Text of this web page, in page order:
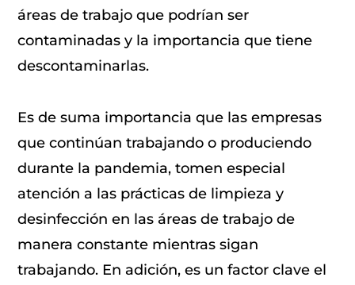
áreas de trabajo que podrían ser
contaminadas y la importancia que tiene
descontaminarlas.
Es de suma importancia que las empresas
que continúan trabajando o produciendo
durante la pandemia, tomen especial
atención a las prácticas de limpieza y
desinfección en las áreas de trabajo de
manera constante mientras sigan
trabajando. En adición, es un factor clave el